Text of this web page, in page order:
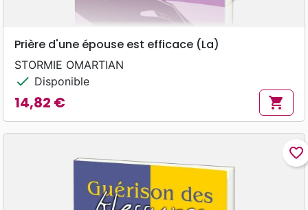
Prière d'une épouse est efficace (La)
STORMIE OMARTIAN
check Disponible
Prix
14,82 € shopping_cart
favorite_border